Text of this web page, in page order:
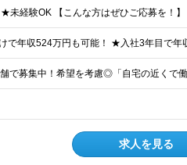
求人を見る